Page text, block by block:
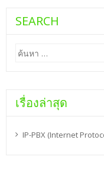
SEARCH
ค้นหา
สำหรับ:
เรื่องล่าสุด
IP-PBX (Internet